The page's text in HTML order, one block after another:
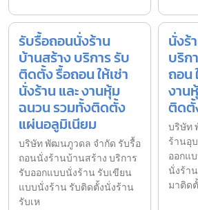
รับรื้อถอนนั่งร้าน
บ้านสร้าง บริการ รับ
ติดตั้ง รื้อถอน ให้เช่า
นั่งร้าน และ งานหุ้ม
ฉนวน รวมทั้งติดตั้ง
แผ่นอลูมิเนียม
บริษัท พัฒนภูวดล จำกัด รับรื้อ
ถอนนั่งร้านบ้านสร้าง บริการ
รับออกแบบนั่งร้าน รับเขียน
แบบนั่งร้าน รับติดตั้งนั่งร้าน
รับเห
นั่งร้
บริก
ถอน
งาน
ติดตั้
บริษัท
ร้านอุ
ออกแ
นั่งร้า
มาติดตั้